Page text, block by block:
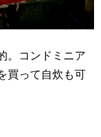
。コンドミニア
買って自炊も可